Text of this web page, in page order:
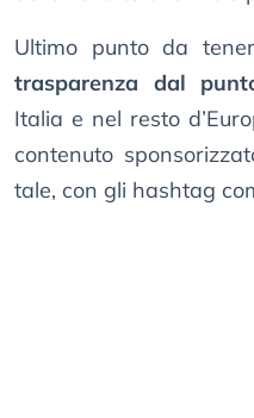
Ultimo punto da
trasparenza dal
Italia e nel resto
contenuto
tale, con gli hashtag